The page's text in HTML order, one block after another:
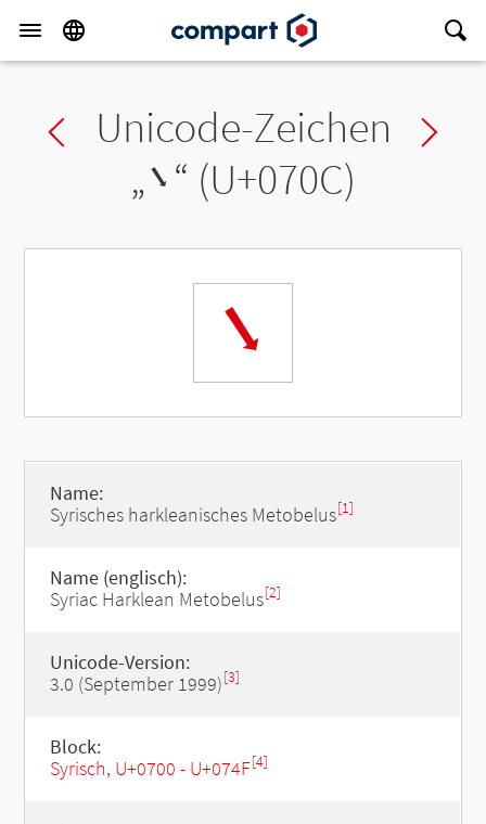
Previous char
Unicode-Zeichen
„܌“ (U+070C)
܌
Name:
Syrisches harkleanisches Metobelus[1]
Name (englisch):
Syriac Harklean Metobelus[2]
Unicode-Version:
3.0 (September 1999)[3]
Block:
Syrisch, U+0700 - U+074F[4]